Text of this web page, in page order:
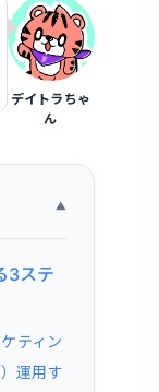
デイトラちゃ
ん
3ステ
ティン
運用す